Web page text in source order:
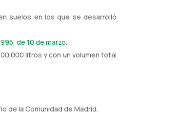
suelos en los que se desarrolló
de 10 de marzo.
litros y con un volumen total
de la Comunidad de Madrid.